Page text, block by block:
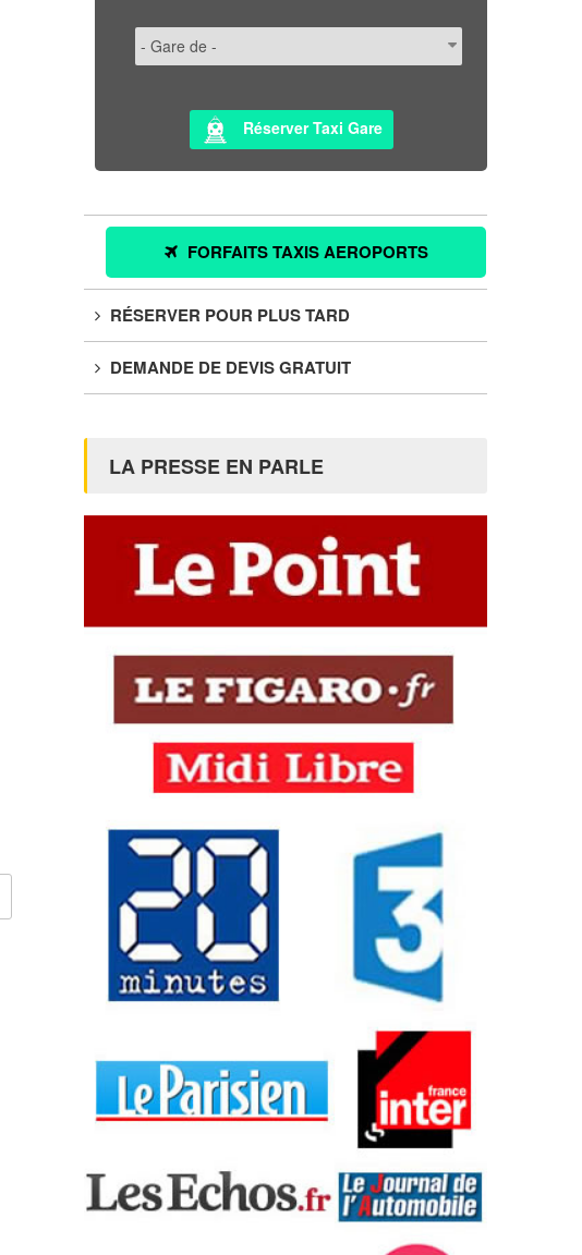
Réserver Taxi Gare
FORFAITS TAXIS AEROPORTS
RÉSERVER POUR PLUS TARD
DEMANDE DE DEVIS GRATUIT
LA PRESSE EN PARLE